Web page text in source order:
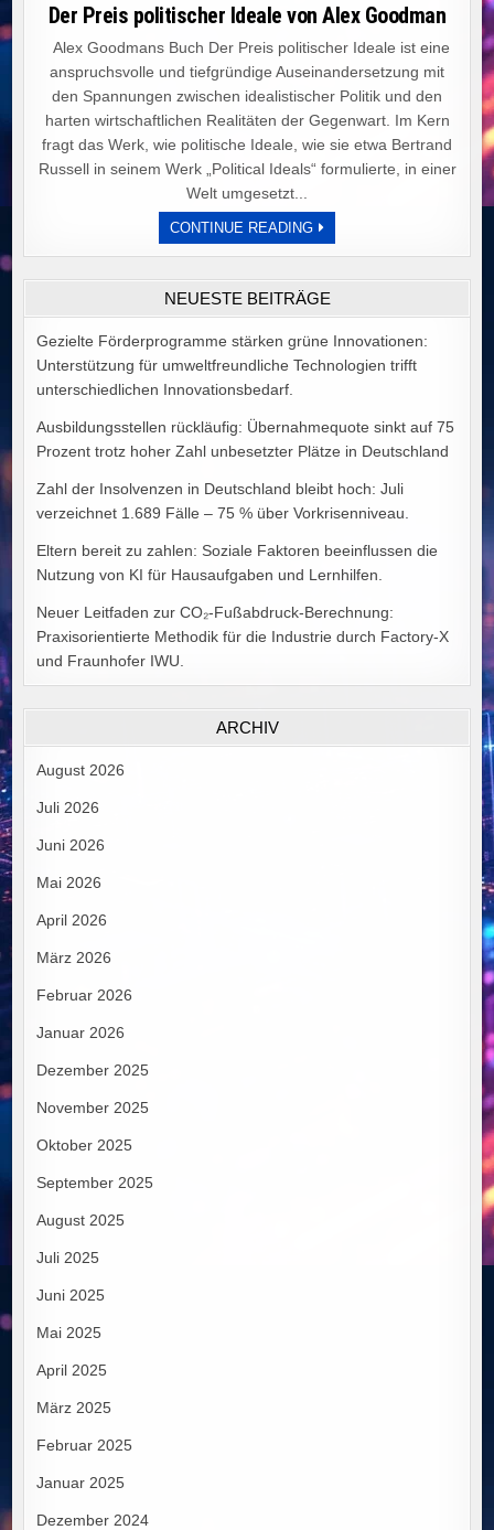
Der Preis politischer Ideale von Alex Goodman
Alex Goodmans Buch Der Preis politischer Ideale ist eine
anspruchsvolle und tiefgründige Auseinandersetzung mit
den Spannungen zwischen idealistischer Politik und den
harten wirtschaftlichen Realitäten der Gegenwart. Im Kern
fragt das Werk, wie politische Ideale, wie sie etwa Bertrand
Russell in seinem Werk „Political Ideals“ formulierte, in einer
Welt umgesetzt...
CONTINUE READINGDER
PREIS
POLITISCHER
VON
ALEX
NEUESTE BEITRÄGE
Gezielte Förderprogramme stärken grüne Innovationen:
Unterstützung für umweltfreundliche Technologien trifft
unterschiedlichen Innovationsbedarf.
Ausbildungsstellen rückläufig: Übernahmequote sinkt auf 75
Prozent trotz hoher Zahl unbesetzter Plätze in Deutschland
Zahl der Insolvenzen in Deutschland bleibt hoch: Juli
verzeichnet 1.689 Fälle – 75 % über Vorkrisenniveau.
Eltern bereit zu zahlen: Soziale Faktoren beeinflussen die
Nutzung von KI für Hausaufgaben und Lernhilfen.
Neuer Leitfaden zur CO₂-Fußabdruck-Berechnung:
Praxisorientierte Methodik für die Industrie durch Factory-X
und Fraunhofer IWU.
ARCHIV
August 2026
Juli 2026
Juni 2026
Mai 2026
April 2026
März 2026
Februar 2026
Januar 2026
Dezember 2025
November 2025
Oktober 2025
September 2025
August 2025
Juli 2025
Juni 2025
Mai 2025
April 2025
März 2025
Februar 2025
Januar 2025
Dezember 2024